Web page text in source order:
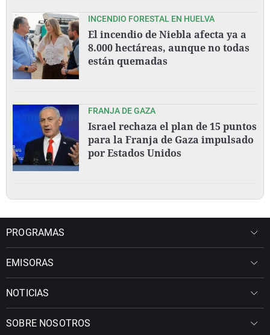
INCENDIO FORESTAL EN HUELVA
El incendio de Niebla afecta ya a
8.000 hectáreas, aunque no todas
están quemadas
FRANJA DE GAZA
Israel rechaza el plan de 15 puntos
para la Franja de Gaza impulsado
por Estados Unidos
PROGRAMAS
EMISORAS
NOTICIAS
SOBRE NOSOTROS